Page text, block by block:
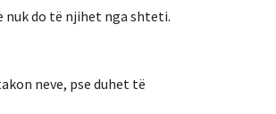
nuk do të njihet nga shteti.
neve, pse duhet të